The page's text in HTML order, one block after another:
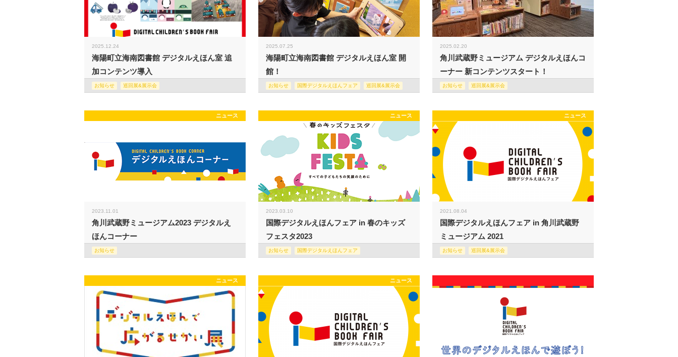
2025.12.24
海陽町立海南図書館 デジタルえほん室 追
加コンテンツ導入
お知らせ 巡回展&展示会
2025.07.25
海陽町立海南図書館 デジタルえほん室 開
館！
お知らせ 国際デジタルえほんフェア 巡回展&展示会
2025.02.20
角川武蔵野ミュージアム デジタルえほんコ
ーナー 新コンテンツスタート！
お知らせ 巡回展&展示会
ニュース
2023.11.01
角川武蔵野ミュージアム2023 デジタルえ
ほんコーナー
お知らせ
ニュース
2023.03.10
国際デジタルえほんフェア in 春のキッズ
フェスタ2023
お知らせ 国際デジタルえほんフェア
ニュース
2021.08.04
国際デジタルえほんフェア in 角川武蔵野
ミュージアム 2021
お知らせ 巡回展&展示会
ニュース ニュース